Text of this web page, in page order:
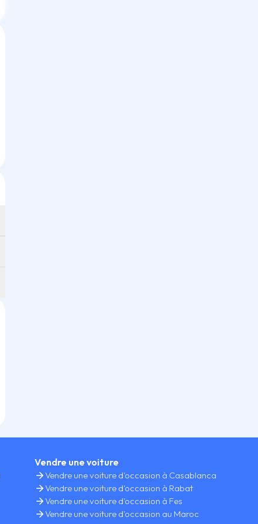
Vendre une voiture
Vendre une voiture d'occasion à Casablanca
Vendre une voiture d'occasion à Rabat
Vendre une voiture d'occasion à Fes
Vendre une voiture d'occasion au Maroc